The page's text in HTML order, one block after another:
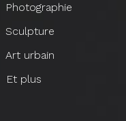
Photographie
Sculpture
Art urbain
Et plus